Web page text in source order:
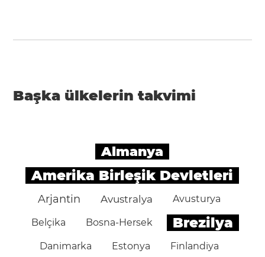
Başka ülkelerin takvimi
Almanya
Amerika Birleşik Devletleri
Arjantin Avustralya Avusturya
Belçika Bosna-Hersek Brezilya
Danimarka Estonya Finlandiya